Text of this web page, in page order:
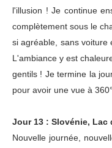
l'illusion ! Je continue
complètement sous le
si agréable, sans voiture
L'ambiance y est
gentils ! Je termine la
pour avoir une vue à
Jour 13 : Slovénie, Lac
Nouvelle journée,